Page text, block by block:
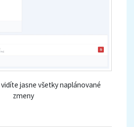
jasne všetky naplánované
zmeny